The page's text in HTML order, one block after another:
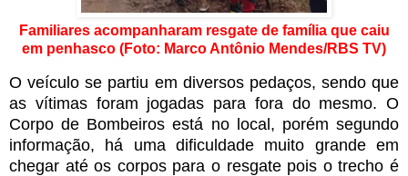
Familiares acompanharam resgate de família que caiu
em penhasco (Foto: Marco Antônio Mendes/RBS TV)
O veículo se partiu em diversos pedaços, sendo que
as vítimas foram jogadas para fora do mesmo. O
Corpo de Bombeiros está no local, porém segundo
informação, há uma dificuldade muito grande em
chegar até os corpos para o resgate pois o trecho é